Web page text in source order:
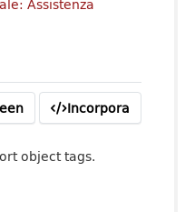
Assistenza
Incorpora
object tags.